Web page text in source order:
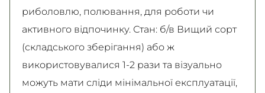
риболовлю, полювання, для роботи чи
активного відпочинку. Стан: б/в Вищий сорт
(складського зберігання) або ж
використовувалися 1-2 рази та візуально
можуть мати сліди мінімальної експлуатації,